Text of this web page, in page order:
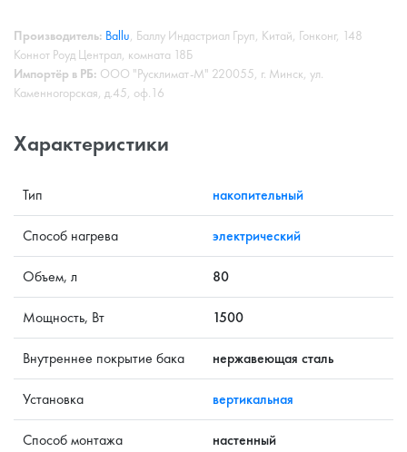
Производитель: Ballu, Баллу Индастриал Груп, Китай, Гонконг, 148
Коннот Роуд Централ, комната 18Б
Импортёр в РБ: ООО "Русклимат-М" 220055, г. Минск, ул.
Каменногорская, д.45, оф.16
Характеристики
Тип накопительный
Способ нагрева электрический
Объем, л 80
Мощность, Вт 1500
Внутреннее покрытие бака нержавеющая сталь
Установка вертикальная
Способ монтажа настенный